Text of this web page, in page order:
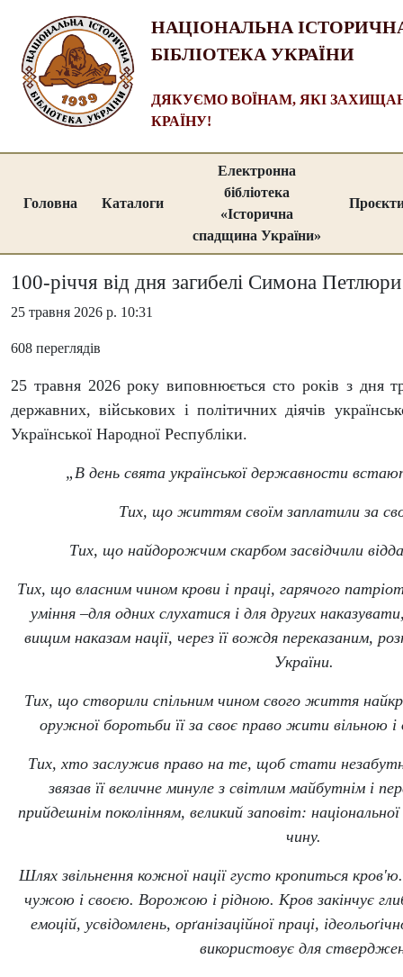
НАЦІОНАЛЬНА
БІБЛІОТЕКА УКРАЇНИ
ДЯКУЄМО ВОЇНАМ, ЯКІ
КРАЇНУ!
Головна Каталоги
Електронна
бібліотека
«Історична
спадщина України»
100-річчя від дня загибелі Симона
25 травня 2026 р. 10:31
608 переглядів
25 травня 2026 року виповнюється сто років з дня
державних, військових і політичних діячів
Української Народної Республіки.
„В день свята української державности
Тих, що життям своїм заплатили за
Тих, що найдорожчим скарбом засвідчили
Тих, що власним чином крови і праці, гарячого
уміння–для одних слухатися і для других
вищим наказам нації, через її вождя переказаним,
України.
Тих, що створили спільним чином свого життя
оружної боротьби її за своє право жити вільною
Тих, хто заслужив право на те, щоб стати
звязав її величне минуле з світлим майбутнім і
прийдешнім поколінням, великий заповіт:
чину.
Шлях звільнення кожної нації густо кропиться
чужою і своєю. Ворожою і рідною. Кров закінчує
емоцій, усвідомлень, орґанізаційної праці,
використовує для